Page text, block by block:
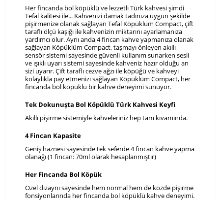
Her fincanda bol köpüklü ve lezzetli Türk kahvesi şimdi
Tefal kalitesi ile... Kahvenizi damak tadınıza uygun şekilde
pişirmenize olanak sağlayan Tefal Köpüklüm Compact, çift
taraflı ölçü kaşığı ile kahvenizin miktarını ayarlamanıza
yardımcı olur. Aynı anda 4 fincan kahve yapmanıza olanak
sağlayan Köpüklüm Compact, taşmayı önleyen akıllı
sensör sistemi sayesinde güvenli kullanım sunarken sesli
ve ışıklı uyarı sistemi sayesinde kahveniz hazır olduğu an
sizi uyarır. Çift taraflı cezve ağzı ile köpüğü ve kahveyi
kolaylıkla pay etmenizi sağlayan Köpüklüm Compact, her
fincanda bol köpüklü bir kahve deneyimi sunuyor.
Tek Dokunuşta Bol Köpüklü Türk Kahvesi Keyfi
Akıllı pişirme sistemiyle kahveleriniz hep tam kıvamında.
4 Fincan Kapasite
Geniş haznesi sayesinde tek seferde 4 fincan kahve yapma
olanağı (1 fincan: 70ml olarak hesaplanmıştır)
Her Fincanda Bol Köpük
Özel dizaynı sayesinde hem normal hem de közde pişirme
fonsiyonlarında her fincanda bol köpüklü kahve deneyimi.